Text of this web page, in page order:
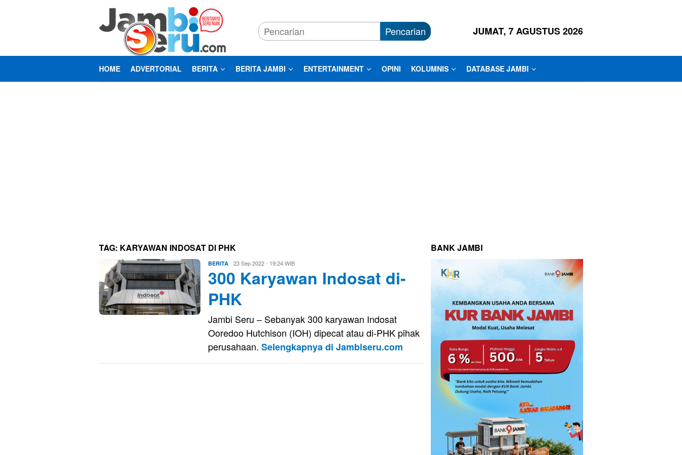
Pencarian JUMAT, 7 AGUSTUS 2026
HOME ADVERTORIAL BERITA BERITA JAMBI ENTERTAINMENT OPINI KOLUMNIS DATABASE JAMBI
TAG: KARYAWAN INDOSAT DI PHK
BERITA Evo
Kusnady
23 Sep 2022 - 19:24 WIB
300 Karyawan Indosat di-
PHK
Jambi Seru – Sebanyak 300 karyawan Indosat
Ooredoo Hutchison (IOH) dipecat atau di-PHK pihak
perusahaan. Selengkapnya di Jambiseru.com
BANK JAMBI